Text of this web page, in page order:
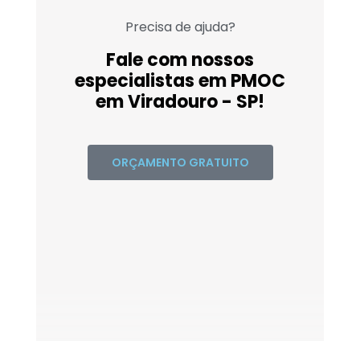
Precisa de ajuda?
Fale com nossos
especialistas em PMOC
em Viradouro - SP!
ORÇAMENTO GRATUITO